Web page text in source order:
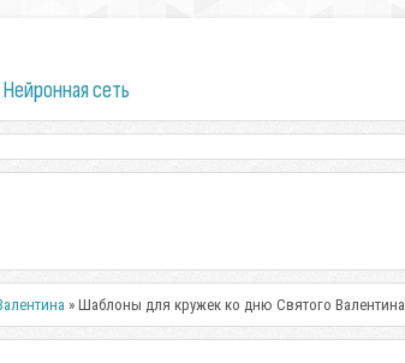
сеть
» Шаблоны для кружек ко дню Святого Валентина